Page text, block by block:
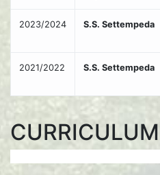
2023/2024 S.S. Settempeda
2021/2022 S.S. Settempeda
CURRICULUM